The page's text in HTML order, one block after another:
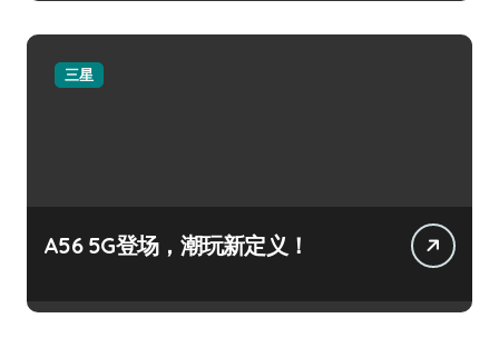
三星
A56 5G登场，潮玩新定义！